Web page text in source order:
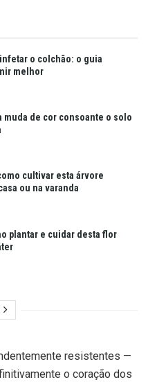
o colchão: o guia
melhor
muda de cor consoante o solo
cultivar esta árvore
ou na varanda
plantar e cuidar desta flor
resistentes —
o coração dos